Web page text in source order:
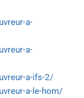
a-
a-
a-ifs-2/
a-le-hom/